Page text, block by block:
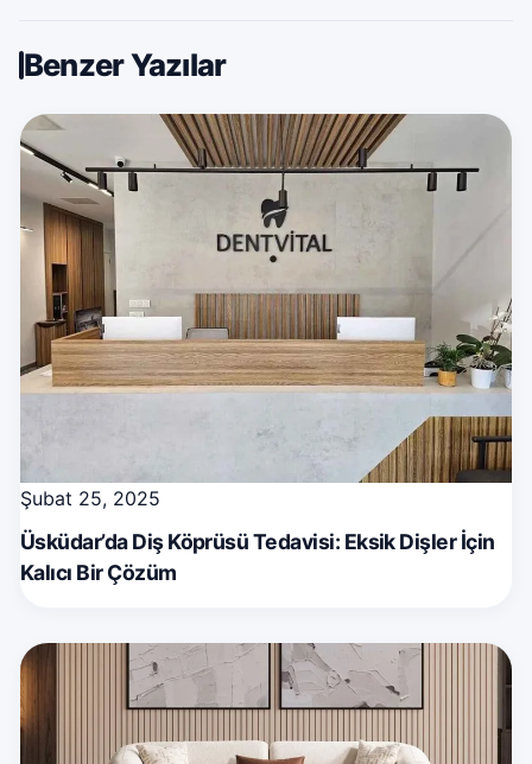
Benzer Yazılar
Şubat 25, 2025
Üsküdar’da Diş Köprüsü Tedavisi: Eksik Dişler İçin
Kalıcı Bir Çözüm